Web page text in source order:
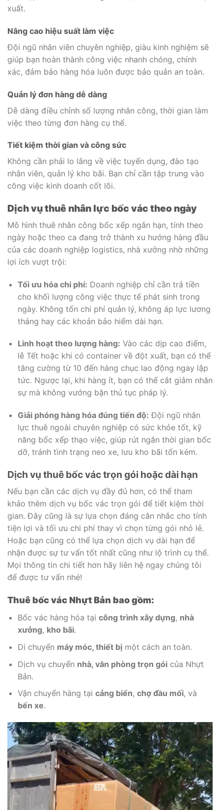
xuất.
Nâng cao hiệu suất làm việc
Đội ngũ nhân viên chuyên nghiệp, giàu kinh nghiệm sẽ
giúp bạn hoàn thành công việc nhanh chóng, chính
xác, đảm bảo hàng hóa luôn được bảo quản an toàn.
Quản lý đơn hàng dễ dàng
Dễ dàng điều chỉnh số lượng nhân công, thời gian làm
việc theo từng đơn hàng cụ thể.
Tiết kiệm thời gian và công sức
Không cần phải lo lắng về việc tuyển dụng, đào tạo
nhân viên, quản lý kho bãi. Bạn chỉ cần tập trung vào
công việc kinh doanh cốt lõi.
Dịch vụ thuê nhân lực bốc vác theo ngày
Mô hình thuê nhân công bốc xếp ngắn hạn, tính theo
ngày hoặc theo ca đang trở thành xu hướng hàng đầu
của các doanh nghiệp logistics, nhà xưởng nhờ những
lợi ích vượt trội:
Tối ưu hóa chi phí: Doanh nghiệp chỉ cần trả tiền
cho khối lượng công việc thực tế phát sinh trong
ngày. Không tốn chi phí quản lý, không áp lực lương
tháng hay các khoản bảo hiểm dài hạn.
Linh hoạt theo lượng hàng: Vào các dịp cao điểm,
lễ Tết hoặc khi có container về đột xuất, bạn có thể
tăng cường từ 10 đến hàng chục lao động ngay lập
tức. Ngược lại, khi hàng ít, bạn có thể cắt giảm nhân
sự mà không vướng bận thủ tục pháp lý.
Giải phóng hàng hóa đúng tiến độ: Đội ngũ nhân
lực thuê ngoài chuyên nghiệp có sức khỏe tốt, kỹ
năng bốc xếp thạo việc, giúp rút ngắn thời gian bốc
dỡ, tránh tình trạng neo xe, lưu kho bãi tốn kém.
Dịch vụ thuê bốc vác trọn gói hoặc dài hạn
Nếu bạn cần các dịch vụ đầy đủ hơn, có thể tham
khảo thêm dịch vụ bốc vác trọn gói để tiết kiệm thời
gian. Đây cũng là sự lựa chọn đáng cân nhắc cho tính
tiện lợi và tối ưu chi phí thay vì chọn từng gói nhỏ lẻ.
Hoặc bạn cũng có thể lựa chọn dịch vụ dài hạn để
nhận được sự tư vấn tốt nhất cũng như lộ trình cụ thể.
Mọi thông tin chi tiết hơn hãy liên hệ ngay chúng tôi
để được tư vấn nhé!
Thuê bốc vác Nhựt Bản bao gồm:
Bốc vác hàng hóa tại công trình xây dựng, nhà
xưởng, kho bãi.
Di chuyển máy móc, thiết bịmột cách an toàn.
Dịch vụ chuyển nhà, văn phòng trọn góicủa Nhựt
Bản.
Vận chuyển hàng tại cảng biển, chợ đầu mối, và
bến xe.
Trình
chơi
Video